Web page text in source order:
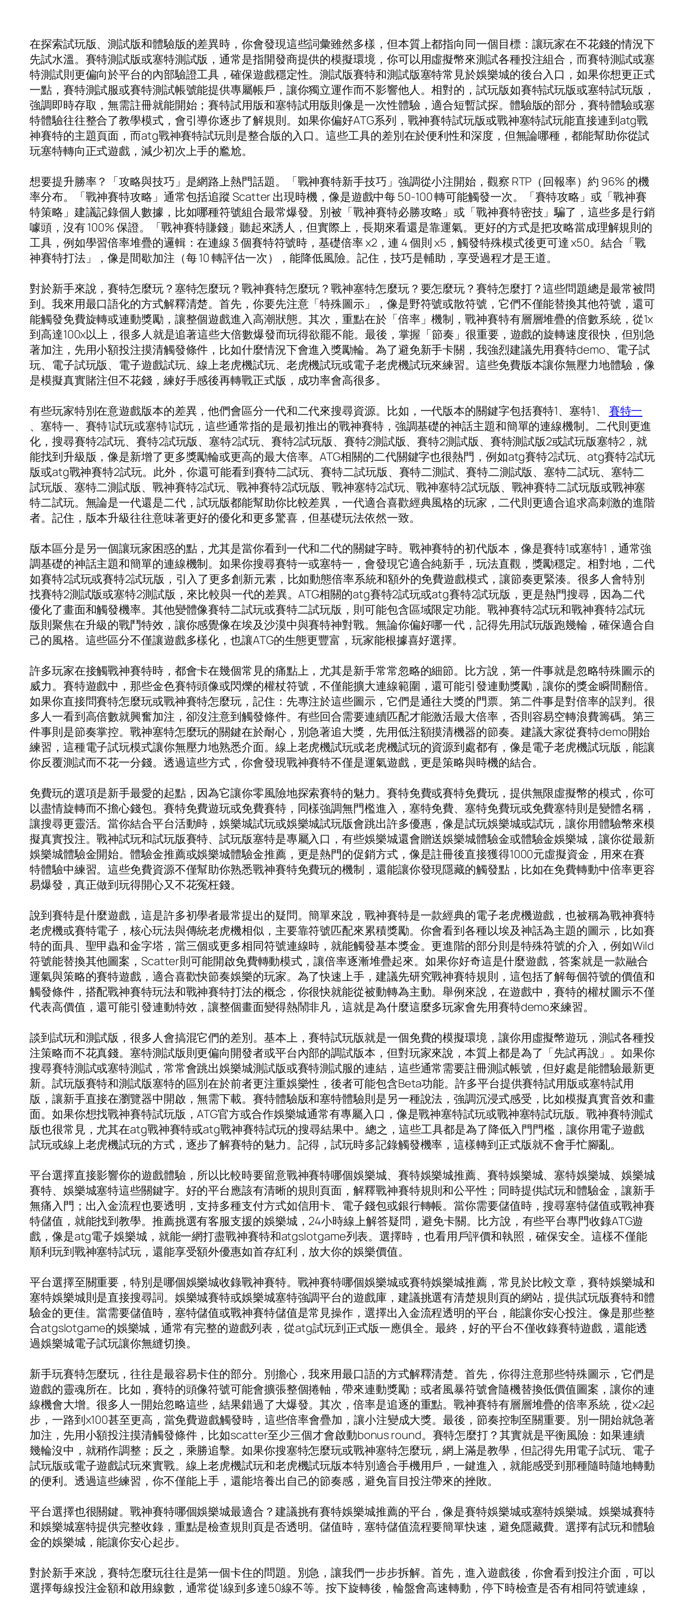
在探索試玩版、測試版和體驗版的差異時，你會發現這些詞彙雖然多樣，但本質上都指向同一個目標：讓玩家在不花錢的情況下
先試水溫。賽特測試版或塞特測試版，通常是指開發商提供的模擬環境，你可以用虛擬幣來測試各種投注組合，而賽特測試或塞
特測試則更偏向於平台的內部驗證工具，確保遊戲穩定性。測試版賽特和測試版塞特常見於娛樂城的後台入口，如果你想更正式
一點，賽特測試服或賽特測試帳號能提供專屬帳戶，讓你獨立運作而不影響他人。相對的，試玩版如賽特試玩版或塞特試玩版，
強調即時存取，無需註冊就能開始；賽特試用版和塞特試用版則像是一次性體驗，適合短暫試探。體驗版的部分，賽特體驗或塞
特體驗往往整合了教學模式，會引導你逐步了解規則。如果你偏好ATG系列，戰神賽特試玩版或戰神塞特試玩能直接連到atg戰
神賽特的主題頁面，而atg戰神賽特試玩則是整合版的入口。這些工具的差別在於便利性和深度，但無論哪種，都能幫助你從試
玩塞特轉向正式遊戲，減少初次上手的尷尬。
想要提升勝率？「攻略與技巧」是網路上熱門話題。「戰神賽特新手技巧」強調從小注開始，觀察 RTP（回報率）約 96% 的機
率分布。「戰神賽特攻略」通常包括追蹤 Scatter 出現時機，像是遊戲中每 50-100 轉可能觸發一次。「賽特攻略」或「戰神賽
特策略」建議記錄個人數據，比如哪種符號組合最常爆發。別被「戰神賽特必勝攻略」或「戰神賽特密技」騙了，這些多是行銷
噱頭，沒有 100% 保證。「戰神賽特賺錢」聽起來誘人，但實際上，長期來看還是靠運氣。更好的方式是把攻略當成理解規則的
工具，例如學習倍率堆疊的邏輯：在連線 3 個賽特符號時，基礎倍率 x2，連 4 個則 x5，觸發特殊模式後更可達 x50。結合「戰
神賽特打法」，像是間歇加注（每 10 轉評估一次），能降低風險。記住，技巧是輔助，享受過程才是王道。
對於新手來說，賽特怎麼玩？塞特怎麼玩？戰神賽特怎麼玩？戰神塞特怎麼玩？要怎麼玩？賽特怎麼打？這些問題總是最常被問
到。我來用最口語化的方式解釋清楚。首先，你要先注意「特殊圖示」，像是野符號或散符號，它們不僅能替換其他符號，還可
能觸發免費旋轉或連動獎勵，讓整個遊戲進入高潮狀態。其次，重點在於「倍率」機制，戰神賽特有層層堆疊的倍數系統，從1x
到高達100x以上，很多人就是追著這些大倍數爆發而玩得欲罷不能。最後，掌握「節奏」很重要，遊戲的旋轉速度很快，但別急
著加注，先用小額投注摸清觸發條件，比如什麼情況下會進入獎勵輪。為了避免新手卡關，我強烈建議先用賽特demo、電子試
玩、電子試玩版、電子遊戲試玩、線上老虎機試玩、老虎機試玩或電子老虎機試玩來練習。這些免費版本讓你無壓力地體驗，像
是模擬真實賭注但不花錢，練好手感後再轉戰正式版，成功率會高很多。
有些玩家特別在意遊戲版本的差異，他們會區分一代和二代來搜尋資源。比如，一代版本的關鍵字包括賽特1、塞特1、 賽特一
、塞特一、賽特1試玩或塞特1試玩，這些通常指的是最初推出的戰神賽特，強調基礎的神話主題和簡單的連線機制。二代則更進
化，搜尋賽特2試玩、賽特2試玩版、塞特2試玩、賽特2試玩版、賽特2測試版、賽特2測試版、賽特測試版2或試玩版塞特2，就
能找到升級版，像是新增了更多獎勵輪或更高的最大倍率。ATG相關的二代關鍵字也很熱門，例如atg賽特2試玩、atg賽特2試玩
版或atg戰神賽特2試玩。此外，你還可能看到賽特二試玩、賽特二試玩版、賽特二測試、賽特二測試版、塞特二試玩、塞特二
試玩版、塞特二測試版、戰神賽特2試玩、戰神賽特2試玩版、戰神塞特2試玩、戰神塞特2試玩版、戰神賽特二試玩版或戰神塞
特二試玩。無論是一代還是二代，試玩版都能幫助你比較差異，一代適合喜歡經典風格的玩家，二代則更適合追求高刺激的進階
者。記住，版本升級往往意味著更好的優化和更多驚喜，但基礎玩法依然一致。
版本區分是另一個讓玩家困惑的點，尤其是當你看到一代和二代的關鍵字時。戰神賽特的初代版本，像是賽特1或塞特1，通常強
調基礎的神話主題和簡單的連線機制。如果你搜尋賽特一或塞特一，會發現它適合純新手，玩法直觀，獎勵穩定。相對地，二代
如賽特2試玩或賽特2試玩版，引入了更多創新元素，比如動態倍率系統和額外的免費遊戲模式，讓節奏更緊湊。很多人會特別
找賽特2測試版或塞特2測試版，來比較與一代的差異。ATG相關的atg賽特2試玩或atg賽特2試玩版，更是熱門搜尋，因為二代
優化了畫面和觸發機率。其他變體像賽特二試玩或賽特二試玩版，則可能包含區域限定功能。戰神賽特2試玩和戰神賽特2試玩
版則聚焦在升級的戰鬥特效，讓你感覺像在埃及沙漠中與賽特神對戰。無論你偏好哪一代，記得先用試玩版跑幾輪，確保適合自
己的風格。這些區分不僅讓遊戲多樣化，也讓ATG的生態更豐富，玩家能根據喜好選擇。
許多玩家在接觸戰神賽特時，都會卡在幾個常見的痛點上，尤其是新手常常忽略的細節。比方說，第一件事就是忽略特殊圖示的
威力。賽特遊戲中，那些金色賽特頭像或閃爍的權杖符號，不僅能擴大連線範圍，還可能引發連動獎勵，讓你的獎金瞬間翻倍。
如果你直接問賽特怎麼玩或戰神賽特怎麼玩，記住：先專注於這些圖示，它們是通往大獎的門票。第二件事是對倍率的誤判。很
多人一看到高倍數就興奮加注，卻沒注意到觸發條件。有些回合需要連續匹配才能激活最大倍率，否則容易空轉浪費籌碼。第三
件事則是節奏掌控。戰神塞特怎麼玩的關鍵在於耐心，別急著追大獎，先用低注額摸清機器的節奏。建議大家從賽特demo開始
練習，這種電子試玩模式讓你無壓力地熟悉介面。線上老虎機試玩或老虎機試玩的資源到處都有，像是電子老虎機試玩版，能讓
你反覆測試而不花一分錢。透過這些方式，你會發現戰神賽特不僅是運氣遊戲，更是策略與時機的結合。
免費玩的選項是新手最愛的起點，因為它讓你零風險地探索賽特的魅力。賽特免費或賽特免費玩，提供無限虛擬幣的模式，你可
以盡情旋轉而不擔心錢包。賽特免費遊玩或免費賽特，同樣強調無門檻進入，塞特免費、塞特免費玩或免費塞特則是變體名稱，
讓搜尋更靈活。當你結合平台活動時，娛樂城試玩或娛樂城試玩版會跳出許多優惠，像是試玩娛樂城或試玩，讓你用體驗幣來模
擬真實投注。戰神試玩和試玩版賽特、試玩版塞特是專屬入口，有些娛樂城還會贈送娛樂城體驗金或體驗金娛樂城，讓你從最新
娛樂城體驗金開始。體驗金推薦或娛樂城體驗金推薦，更是熱門的促銷方式，像是註冊後直接獲得1000元虛擬資金，用來在賽
特體驗中練習。這些免費資源不僅幫助你熟悉戰神賽特免費玩的機制，還能讓你發現隱藏的觸發點，比如在免費轉動中倍率更容
易爆發，真正做到玩得開心又不花冤枉錢。
說到賽特是什麼遊戲，這是許多初學者最常提出的疑問。簡單來說，戰神賽特是一款經典的電子老虎機遊戲，也被稱為戰神賽特
老虎機或賽特電子，核心玩法與傳統老虎機相似，主要靠符號匹配來累積獎勵。你會看到各種以埃及神話為主題的圖示，比如賽
特的面具、聖甲蟲和金字塔，當三個或更多相同符號連線時，就能觸發基本獎金。更進階的部分則是特殊符號的介入，例如Wild
符號能替換其他圖案，Scatter則可能開啟免費轉動模式，讓倍率逐漸堆疊起來。如果你好奇這是什麼遊戲，答案就是一款融合
運氣與策略的賽特遊戲，適合喜歡快節奏娛樂的玩家。為了快速上手，建議先研究戰神賽特規則，這包括了解每個符號的價值和
觸發條件，搭配戰神賽特玩法和戰神賽特打法的概念，你很快就能從被動轉為主動。舉例來說，在遊戲中，賽特的權杖圖示不僅
代表高價值，還可能引發連動特效，讓整個畫面變得熱鬧非凡，這就是為什麼這麼多玩家會先用賽特demo來練習。
談到試玩和測試版，很多人會搞混它們的差別。基本上，賽特試玩版就是一個免費的模擬環境，讓你用虛擬幣遊玩，測試各種投
注策略而不花真錢。塞特測試版則更偏向開發者或平台內部的調試版本，但對玩家來說，本質上都是為了「先試再說」。如果你
搜尋賽特測試或塞特測試，常常會跳出娛樂城測試版或賽特測試服的連結，這些通常需要註冊測試帳號，但好處是能體驗最新更
新。試玩版賽特和測試版塞特的區別在於前者更注重娛樂性，後者可能包含Beta功能。許多平台提供賽特試用版或塞特試用
版，讓新手直接在瀏覽器中開啟，無需下載。賽特體驗版和塞特體驗則是另一種說法，強調沉浸式感受，比如模擬真實音效和畫
面。如果你想找戰神賽特試玩版，ATG官方或合作娛樂城通常有專屬入口，像是戰神塞特試玩或戰神塞特試玩版。戰神賽特測試
版也很常見，尤其在atg戰神賽特或atg戰神賽特試玩的搜尋結果中。總之，這些工具都是為了降低入門門檻，讓你用電子遊戲
試玩或線上老虎機試玩的方式，逐步了解賽特的魅力。記得，試玩時多記錄觸發機率，這樣轉到正式版就不會手忙腳亂。
平台選擇直接影響你的遊戲體驗，所以比較時要留意戰神賽特哪個娛樂城、賽特娛樂城推薦、賽特娛樂城、塞特娛樂城、娛樂城
賽特、娛樂城塞特這些關鍵字。好的平台應該有清晰的規則頁面，解釋戰神賽特規則和公平性；同時提供試玩和體驗金，讓新手
無痛入門；出入金流程也要透明，支持多種支付方式如信用卡、電子錢包或銀行轉帳。當你需要儲值時，搜尋塞特儲值或戰神賽
特儲值，就能找到教學。推薦挑選有客服支援的娛樂城，24小時線上解答疑問，避免卡關。比方說，有些平台專門收錄ATG遊
戲，像是atg電子娛樂城，就能一網打盡戰神賽特和atgslotgame列表。選擇時，也看用戶評價和執照，確保安全。這樣不僅能
順利玩到戰神塞特試玩，還能享受額外優惠如首存紅利，放大你的娛樂價值。
平台選擇至關重要，特別是哪個娛樂城收錄戰神賽特。戰神賽特哪個娛樂城或賽特娛樂城推薦，常見於比較文章，賽特娛樂城和
塞特娛樂城則是直接搜尋詞。娛樂城賽特或娛樂城塞特強調平台的遊戲庫，建議挑選有清楚規則頁的網站，提供試玩版賽特和體
驗金的更佳。當需要儲值時，塞特儲值或戰神賽特儲值是常見操作，選擇出入金流程透明的平台，能讓你安心投注。像是那些整
合atgslotgame的娛樂城，通常有完整的遊戲列表，從atg試玩到正式版一應俱全。最終，好的平台不僅收錄賽特遊戲，還能透
過娛樂城電子試玩讓你無縫切換。
新手玩賽特怎麼玩，往往是最容易卡住的部分。別擔心，我來用最口語的方式解釋清楚。首先，你得注意那些特殊圖示，它們是
遊戲的靈魂所在。比如，賽特的頭像符號可能會擴張整個捲軸，帶來連動獎勵；或者風暴符號會隨機替換低價值圖案，讓你的連
線機會大增。很多人一開始忽略這些，結果錯過了大爆發。其次，倍率是追逐的重點。戰神賽特有層層堆疊的倍率系統，從x2起
步，一路到x100甚至更高，當免費遊戲觸發時，這些倍率會疊加，讓小注變成大獎。最後，節奏控制至關重要。別一開始就急著
加注，先用小額投注摸清觸發條件，比如scatter至少三個才會啟動bonus round。賽特怎麼打？其實就是平衡風險：如果連續
幾輪沒中，就稍作調整；反之，乘勝追擊。如果你搜塞特怎麼玩或戰神塞特怎麼玩，網上滿是教學，但記得先用電子試玩、電子
試玩版或電子遊戲試玩來實戰。線上老虎機試玩和老虎機試玩版本特別適合手機用戶，一鍵進入，就能感受到那種隨時隨地轉動
的便利。透過這些練習，你不僅能上手，還能培養出自己的節奏感，避免盲目投注帶來的挫敗。
平台選擇也很關鍵。戰神賽特哪個娛樂城最適合？建議挑有賽特娛樂城推薦的平台，像是賽特娛樂城或塞特娛樂城。娛樂城賽特
和娛樂城塞特提供完整收錄，重點是檢查規則頁是否透明。儲值時，塞特儲值流程要簡單快速，避免隱藏費。選擇有試玩和體驗
金的娛樂城，能讓你安心起步。
對於新手來說，賽特怎麼玩往往是第一個卡住的問題。別急，讓我們一步步拆解。首先，進入遊戲後，你會看到投注介面，可以
選擇每線投注金額和啟用線數，通常從1線到多達50線不等。按下旋轉後，輪盤會高速轉動，停下時檢查是否有相同符號連線，